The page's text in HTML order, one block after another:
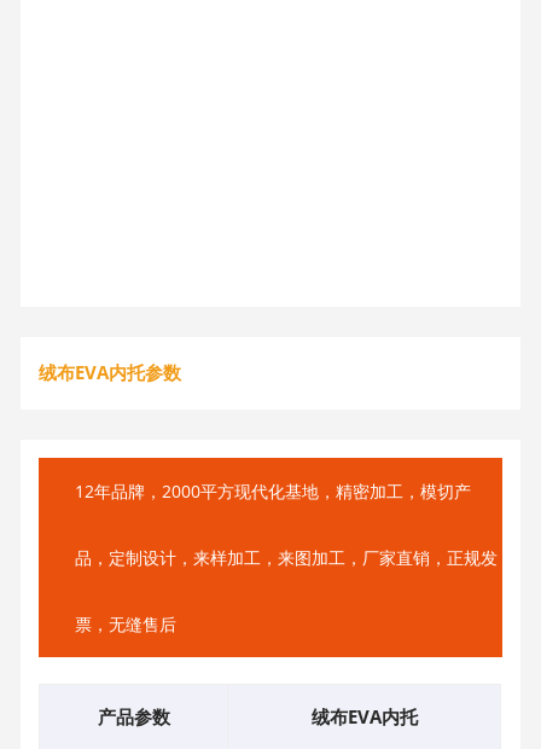
绒布EVA内托参数
12年品牌，2000平方现代化基地，精密加工，模切产
品，定制设计，来样加工，来图加工，厂家直销，正规发
票，无缝售后
产品参数 绒布EVA内托